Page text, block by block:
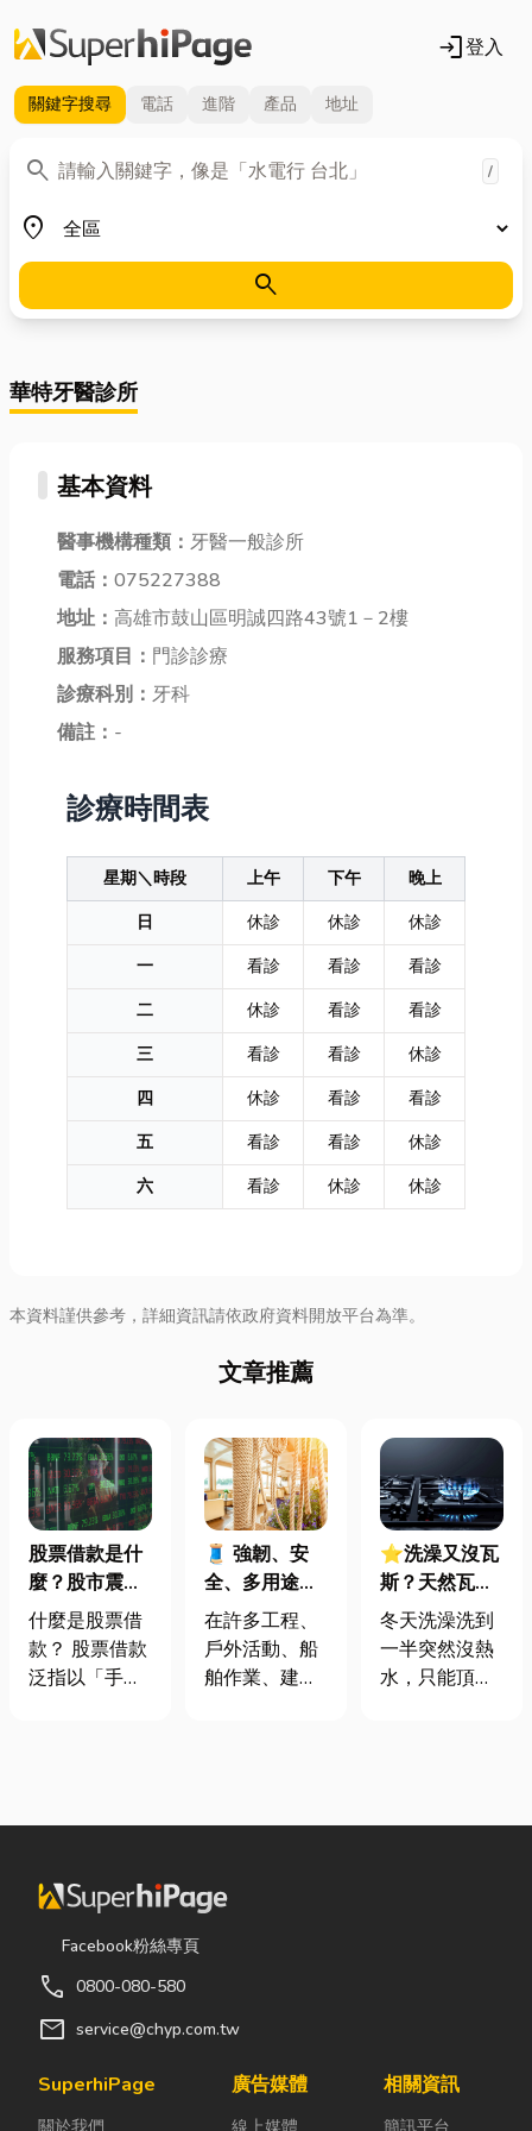
login登入
關鍵字搜尋 電話 進階 產品 地址
search
關鍵字 /
place
地區
search
華特牙醫診所
基本資料
醫事機構種類： 牙醫一般診所
電話： 075227388
地址： 高雄市鼓山區明誠四路43號1－2樓
服務項目： 門診診療
診療科別： 牙科
備註： -
診療時間表
星期＼時段 上午 下午
晚上
日
休診 休診
休診
一
看診 看診
看診
二
休診 看診
看診
三
看診 看診
休診
四
休診 看診
看診
五
看診 看診
休診
六
看診 休診 休診
本資料謹供參考，詳細資訊請依政府資料開放平台為準。
文章推薦
股票借款是什
麼？股市震盪|
股票借款、股
票質借、當鋪
借款完整比較
什麼是股票借
款？ 股票借款
泛指以「手中
的融資方式，
賣出股票，就
能取得資金應
急，同時保留
的獲利空間。
依承作單位不
為證券公司的
🧵 強韌、安
全、多用途！
從繩索到安全
網的全方位防
護應用指南
在許多工程、
戶外活動、船
舶作業、建築
網」其實都是
備。很多人以
域中，繩索不
關係到安全、
⭐洗澡又沒瓦
斯？天然瓦斯
是什麼、費用
怎麼算？家庭
能源選擇與配
冬天洗澡洗到
一半突然沒熱
水，只能頂著
共同噩夢。隨
麼？它跟傳統
Facebook粉絲專頁
call 0800-080-580
mail service@chyp.com.tw
SuperhiPage
關於我們
廣告媒體
線上媒體
相關資訊
簡訊平台